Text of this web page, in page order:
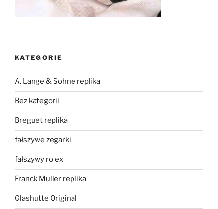
KATEGORIE
A. Lange & Sohne replika
Bez kategorii
Breguet replika
fałszywe zegarki
fałszywy rolex
Franck Muller replika
Glashutte Original